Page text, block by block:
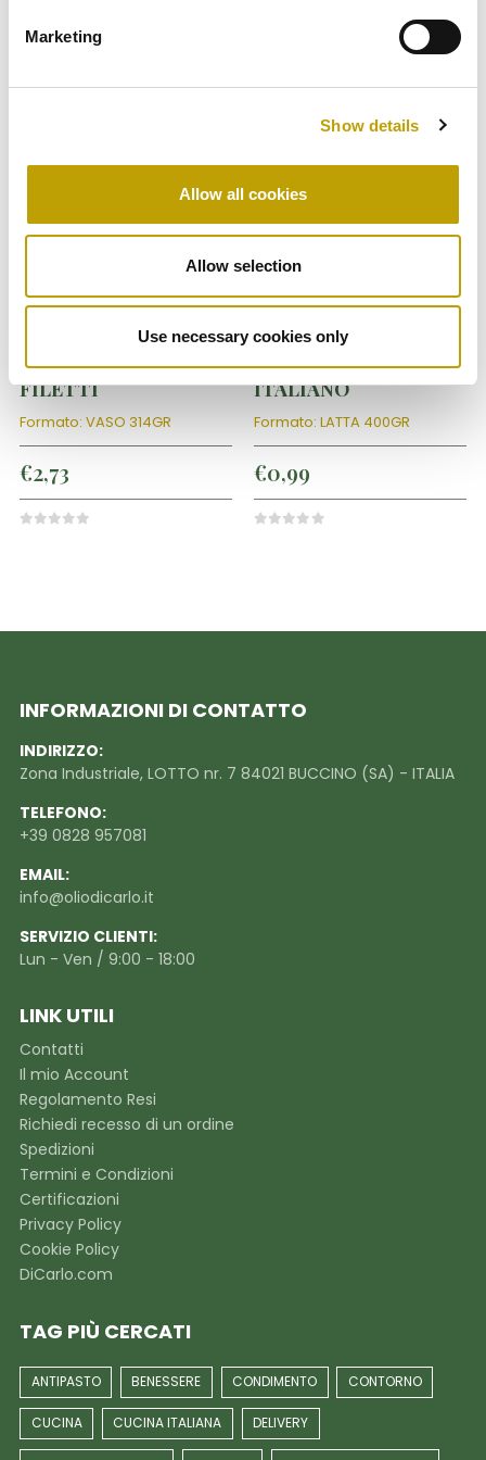
Marketing
Show details
Allow all cookies
Allow selection
Use necessary cookies only
Sott'oli
SOTT’OLI DI CARLO
MELANZANE A
FILETTI
Formato: VASO 314GR
€2,73
Pomodoro
POMODORINI DI
CARLO – TUTTO
ITALIANO
Formato: LATTA 400GR
€0,99
INFORMAZIONI DI CONTATTO
INDIRIZZO:
Zona Industriale, LOTTO nr. 7 84021 BUCCINO (SA) - ITALIA
TELEFONO:
+39 0828 957081
EMAIL:
info@oliodicarlo.it
SERVIZIO CLIENTI:
Lun - Ven / 9:00 - 18:00
LINK UTILI
Contatti
Il mio Account
Regolamento Resi
Richiedi recesso di un ordine
Spedizioni
Termini e Condizioni
Certificazioni
Privacy Policy
Cookie Policy
DiCarlo.com
TAG PIÙ CERCATI
ANTIPASTO BENESSERE CONDIMENTO CONTORNO
CUCINA CUCINA ITALIANA DELIVERY